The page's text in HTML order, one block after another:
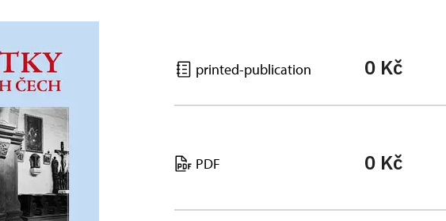
printed-publication 0 Kč
PDF 0 Kč